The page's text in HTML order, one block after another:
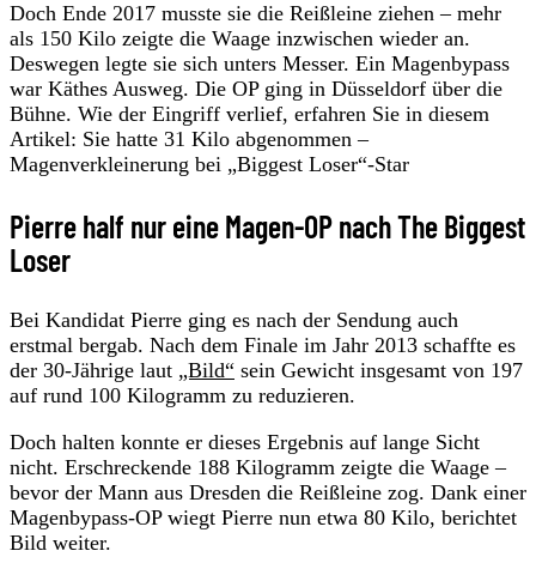
Doch Ende 2017 musste sie die Reißleine ziehen – mehr
als 150 Kilo zeigte die Waage inzwischen wieder an.
Deswegen legte sie sich unters Messer. Ein Magenbypass
war Käthes Ausweg. Die OP ging in Düsseldorf über die
Bühne. Wie der Eingriff verlief, erfahren Sie in diesem
Artikel: Sie hatte 31 Kilo abgenommen –
Magenverkleinerung bei „Biggest Loser“-Star
Pierre half nur eine Magen-OP nach The Biggest
Loser
Bei Kandidat Pierre ging es nach der Sendung auch
erstmal bergab. Nach dem Finale im Jahr 2013 schaffte es
der 30-Jährige laut „Bild“ sein Gewicht insgesamt von 197
auf rund 100 Kilogramm zu reduzieren.
Doch halten konnte er dieses Ergebnis auf lange Sicht
nicht. Erschreckende 188 Kilogramm zeigte die Waage –
bevor der Mann aus Dresden die Reißleine zog. Dank einer
Magenbypass-OP wiegt Pierre nun etwa 80 Kilo, berichtet
Bild weiter.